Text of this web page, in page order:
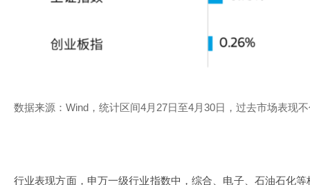
数据来源：Wind，统计区间4月27日至4月30日，过去市场表现
行业表现方面，申万一级行业指数中，综合、电子、石油石化